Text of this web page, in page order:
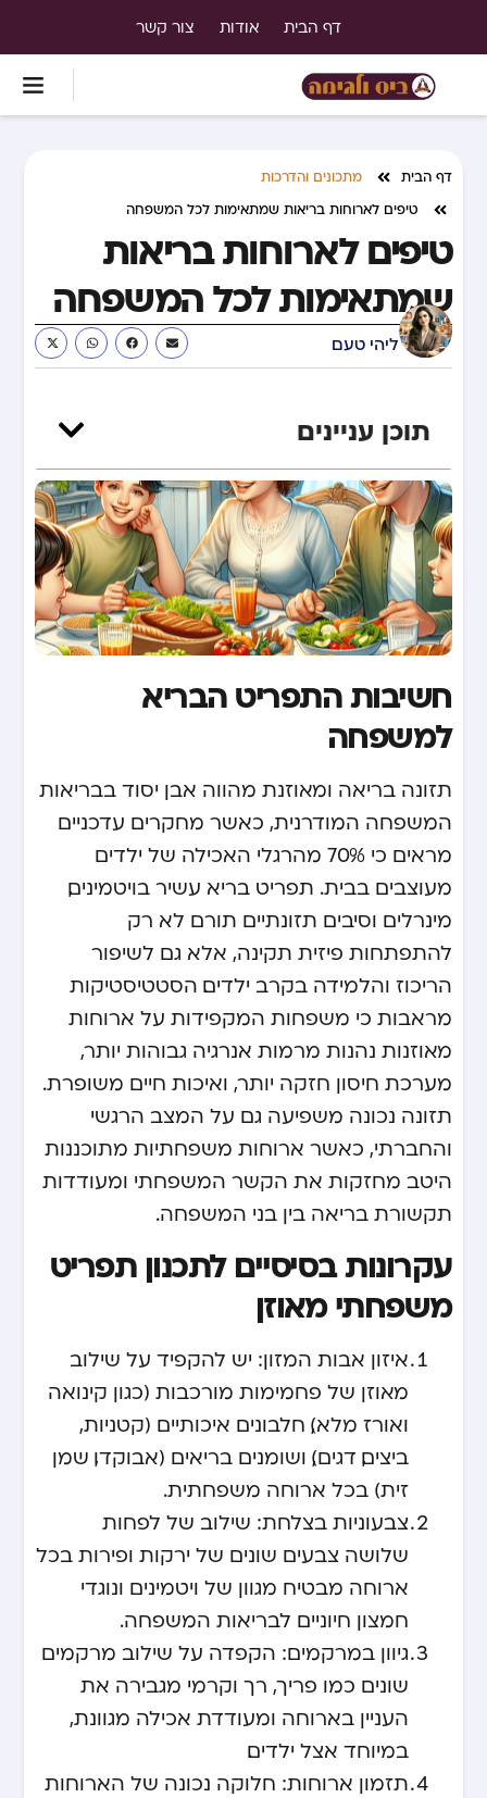
דף הבית אודות צור קשר
דף הבית
מתכונים והדרכות
טיפים לארוחות בריאות שמתאימות לכל המשפחה
טיפים לארוחות בריאות
שמתאימות לכל המשפחה
ליהי טעם
תוכן עניינים
חשיבות התפריט הבריא
למשפחה
תזונה בריאה ומאוזנת מהווה אבן יסוד בבריאות
המשפחה המודרנית, כאשר מחקרים עדכניים
מראים כי 70% מהרגלי האכילה של ילדים
מעוצבים בבית. תפריט בריא עשיר בויטמינים,
מינרלים וסיבים תזונתיים תורם לא רק
להתפתחות פיזית תקינה, אלא גם לשיפור
הריכוז והלמידה בקרב ילדים. הסטטיסטיקות
מראבות כי משפחות המקפידות על ארוחות
מאוזנות נהנות מרמות אנרגיה גבוהות יותר,
מערכת חיסון חזקה יותר, ואיכות חיים משופרת.
תזונה נכונה משפיעה גם על המצב הרגשי
והחברתי, כאשר ארוחות משפחתיות מתוכננות
היטב מחזקות את הקשר המשפחתי ומעודדות
תקשורת בריאה בין בני המשפחה.
עקרונות בסיסיים לתכנון תפריט
משפחתי מאוזן
איזון אבות המזון: יש להקפיד על שילוב
מאוזן של פחמימות מורכבות (כגון קינואה
ואורז מלא), חלבונים איכותיים (קטניות,
ביצים, דגים), ושומנים בריאים (אבוקדו, שמן
זית) בכל ארוחה משפחתית.
צבעוניות בצלחת: שילוב של לפחות
שלושה צבעים שונים של ירקות ופירות בכל
ארוחה מבטיח מגוון של ויטמינים ונוגדי
חמצון חיוניים לבריאות המשפחה.
גיוון במרקמים: הקפדה על שילוב מרקמים
שונים כמו פריך, רך וקרמי מגבירה את
העניין בארוחה ומעודדת אכילה מגוונת,
במיוחד אצל ילדים.
תזמון ארוחות: חלוקה נכונה של הארוחות